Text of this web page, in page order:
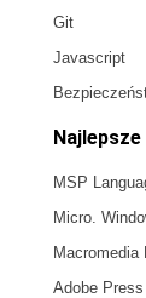
Git
Javascript
MSP
Micro.
Macromedia
Adobe Press